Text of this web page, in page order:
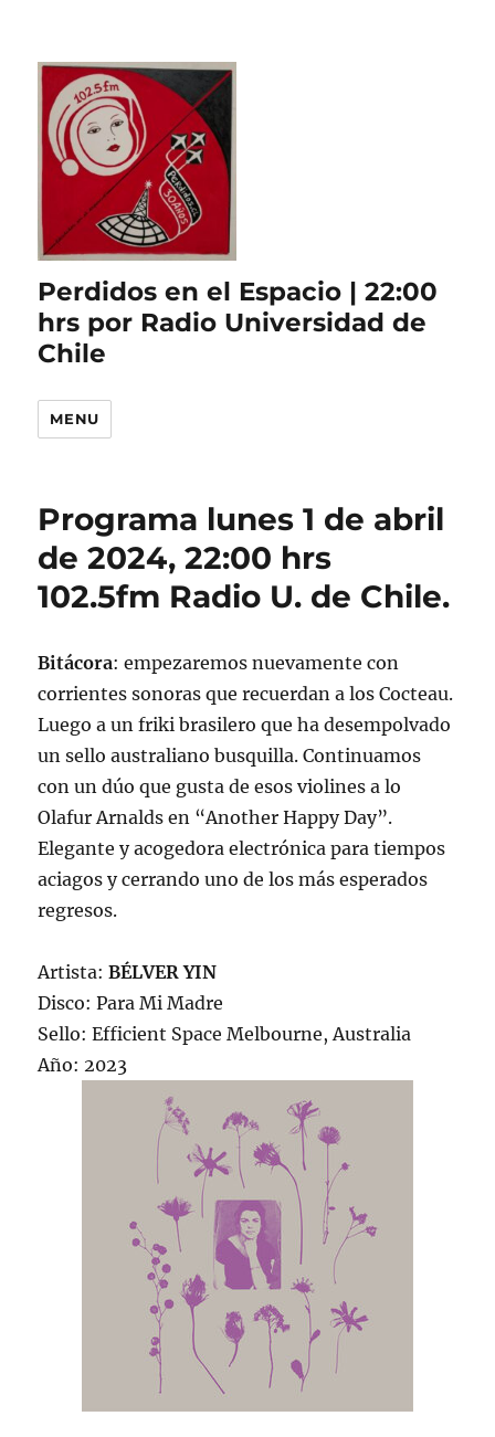
Perdidos en el Espacio | 22:00
hrs por Radio Universidad de
Chile
MENU
Programa lunes 1 de abril
de 2024, 22:00 hrs
102.5fm Radio U. de Chile.
Bitácora: empezaremos nuevamente con
corrientes sonoras que recuerdan a los Cocteau.
Luego a un friki brasilero que ha desempolvado
un sello australiano busquilla. Continuamos
con un dúo que gusta de esos violines a lo
Olafur Arnalds en “Another Happy Day”.
Elegante y acogedora electrónica para tiempos
aciagos y cerrando uno de los más esperados
regresos.
Artista:BÉLVER YIN
Disco: Para Mi Madre
Sello: Efficient Space Melbourne, Australia
Año: 2023